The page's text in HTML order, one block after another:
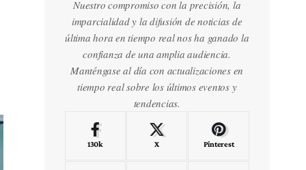
Nuestro compromiso con la precisión, la
imparcialidad y la difusión de noticias de
última hora en tiempo real nos ha ganado la
confianza de una amplia audiencia.
Manténgase al día con actualizaciones en
tiempo real sobre los últimos eventos y
tendencias.
130k X Pinterest